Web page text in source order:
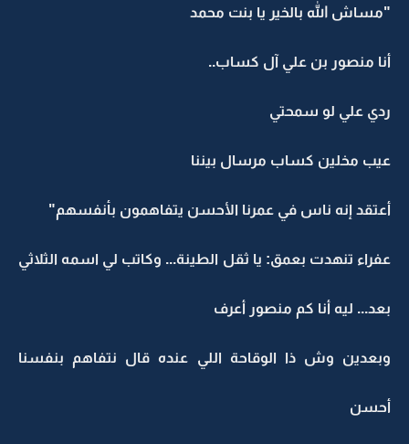
"مساش الله بالخير يا بنت محمد
أنا منصور بن علي آل كساب..
ردي علي لو سمحتي
عيب مخلين كساب مرسال بيننا
أعتقد إنه ناس في عمرنا الأحسن يتفاهمون بأنفسهم"
عفراء تنهدت بعمق: يا ثقل الطينة... وكاتب لي اسمه الثلاثي
بعد... ليه أنا كم منصور أعرف
وبعدين وش ذا الوقاحة اللي عنده قال نتفاهم بنفسنا
أحسن